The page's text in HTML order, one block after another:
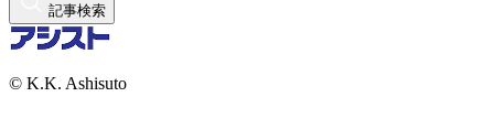
記事検索
© K.K. Ashisuto